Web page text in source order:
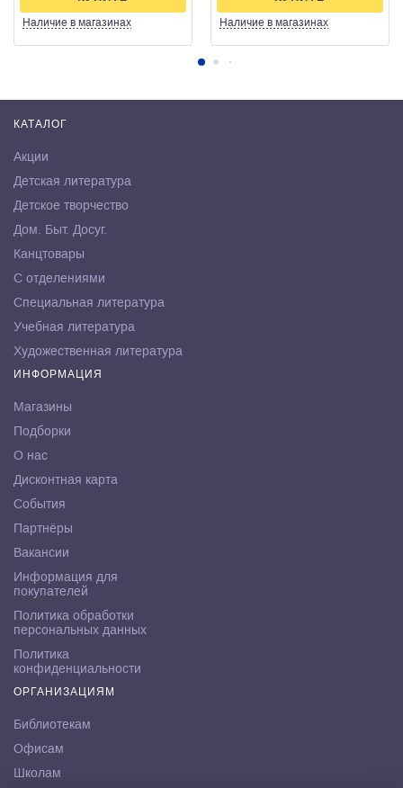
Наличие в магазинах Наличие в магазинах
КАТАЛОГ
Акции
Детская литература
Детское творчество
Дом. Быт. Досуг.
Канцтовары
С отделениями
Специальная литература
Учебная литература
Художественная литература
ИНФОРМАЦИЯ
Магазины
Подборки
О нас
Дисконтная карта
События
Партнёры
Вакансии
Информация для
покупателей
Политика обработки
персональных данных
Политика
конфиденциальности
ОРГАНИЗАЦИЯМ
Библиотекам
Офисам
Школам